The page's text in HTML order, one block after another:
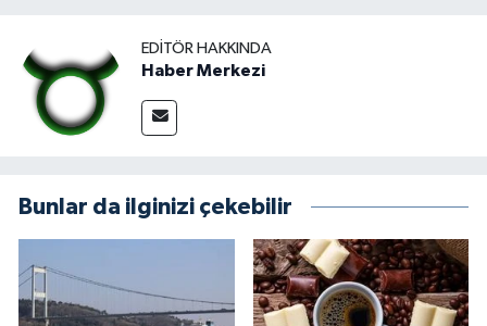
EDITÖR HAKKINDA
Haber Merkezi
Bunlar da ilginizi çekebilir